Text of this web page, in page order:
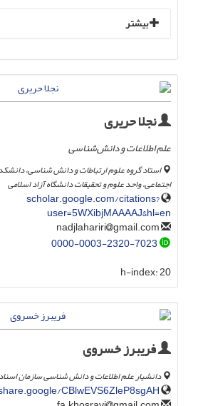
بیشتر
نجلا حریری
‌علم اطلاعات و دانش‌شناسی
استاد گروه علوم ارتباطات و دانش شناسی،
اجتماعی، واحد علوم و تحقیقات دانشگاه آزاد اسلامی
scholar.google.com/citations?
user=5WXibjMAAAAJ&hl=en
gmail.com
0000-0003-2320-7023
h-index:20
فریبرز خسروی
دانشیار علم اطلاعات و دانش شناسی سازمان اسناد
CBlwEVS6ZleP8sgAH